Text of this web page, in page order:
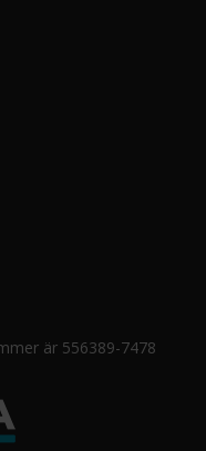
är 556389-7478